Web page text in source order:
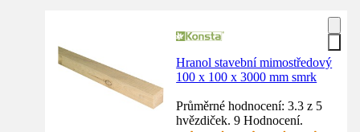
Hranol stavební mimostředový
100 x 100 x 3000 mm smrk
Průměrné hodnocení: 3.3 z 5
hvězdiček. 9 Hodnocení.